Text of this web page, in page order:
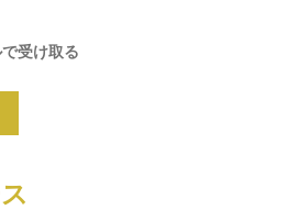
受け取る